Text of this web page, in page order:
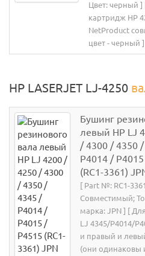
Цвет: черный
картридж HP
NetProduct
цвет - черный ]
HP LASERJET LJ-4250
Бушинг
левый HP LJ
/ 4300 / 4350
P4014 /
(RC1-3361)
[ Part №: RC1-
Совместимый;
марка: JPN ] [
LJ 4345/P4014/
и правый и
(они одинаковы